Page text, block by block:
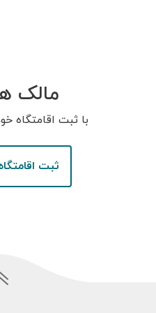
مالک
با ثبت اقامتگاه
ثبت